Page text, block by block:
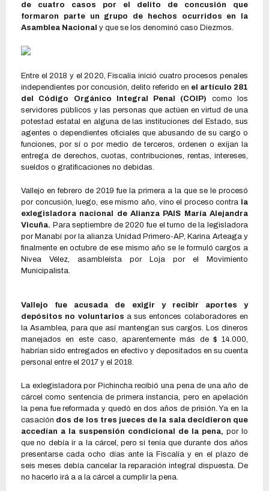
de cuatro casos por el delito de concusión que
formaron parte un grupo de hechos ocurridos en la
Asamblea Nacional y que se los denominó caso Diezmos.
Entre el 2018 y el 2020, Fiscalía inició cuatro procesos penales
independientes por concusión, delito referido en el artículo 281
del Código Orgánico Integral Penal (COIP) como los
servidores públicos y las personas que actúen en virtud de una
potestad estatal en alguna de las instituciones del Estado, sus
agentes o dependientes oficiales que abusando de su cargo o
funciones, por sí o por medio de terceros, ordenen o exijan la
entrega de derechos, cuotas, contribuciones, rentas, intereses,
sueldos o gratificaciones no debidas.
Vallejo en febrero de 2019 fue la primera a la que se le procesó
por concusión, luego, ese mismo año, vino el proceso contra
la
exlegisladora nacional de Alianza PAIS María Alejandra
Vicuña. Para septiembre de 2020 fue el turno de la legisladora
por Manabí por la alianza Unidad Primero-AP, Karina Arteaga y
finalmente en octubre de ese mismo año se le formuló cargos a
Nivea Vélez, asambleísta por Loja por el Movimiento
Municipalista.
Vallejo fue acusada de exigir y recibir aportes y
depósitos no voluntarios a sus entonces colaboradores en
la Asamblea, para que así mantengan sus cargos. Los dineros
manejados en este caso, aparentemente más de $ 14.000,
habrían sido entregados en efectivo y depositados en su cuenta
personal entre el 2017 y el 2018.
La exlegisladora por Pichincha recibió una pena de una año de
cárcel como sentencia de primera instancia, pero en apelación
la pena fue reformada y quedó en dos años de prisión. Ya en la
casación dos de los tres jueces de la sala decidieron que
accedían a la suspensión condicional de la pena, por lo
que no debía ir a la cárcel, pero si tenía que durante dos años
presentarse cada ocho días ante la Fiscalía y en el plazo de
seis meses debía cancelar la reparación integral dispuesta. De
no hacerlo irá a a la cárcel a cumplir la pena.